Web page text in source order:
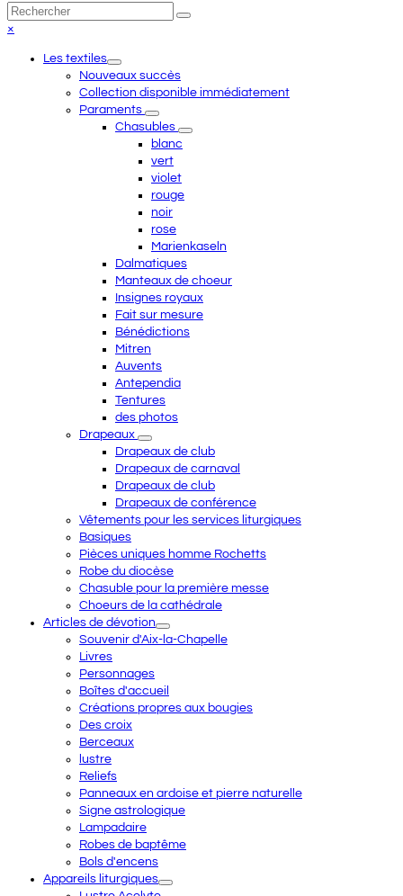
Retour
au
Rechercher
Envoyer
×
menuLes textiles
Nouveaux succès
Collection disponible immédiatement
Paraments
Chasubles
blanc
vert
violet
rouge
noir
rose
Marienkaseln
Dalmatiques
Manteaux de choeur
Insignes royaux
Fait sur mesure
Bénédictions
Mitren
Auvents
Antependia
Tentures
des photos
Drapeaux
Drapeaux de club
Drapeaux de carnaval
Drapeaux de club
Drapeaux de conférence
Vêtements pour les services liturgiques
Basiques
Pièces uniques homme Rochetts
Robe du diocèse
Chasuble pour la première messe
Choeurs de la cathédrale
Articles de dévotion
Souvenir d'Aix-la-Chapelle
Livres
Personnages
Boîtes d'accueil
Créations propres aux bougies
Des croix
Berceaux
lustre
Reliefs
Panneaux en ardoise et pierre naturelle
Signe astrologique
Lampadaire
Robes de baptême
Bols d'encens
Appareils liturgiques